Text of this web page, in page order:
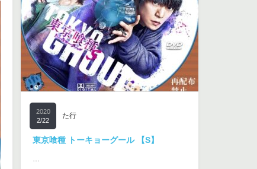
2020
2/22
た行
東京喰種 トーキョーグール 【S】
…